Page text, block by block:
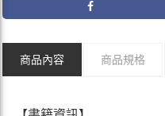
商品內容 商品規格